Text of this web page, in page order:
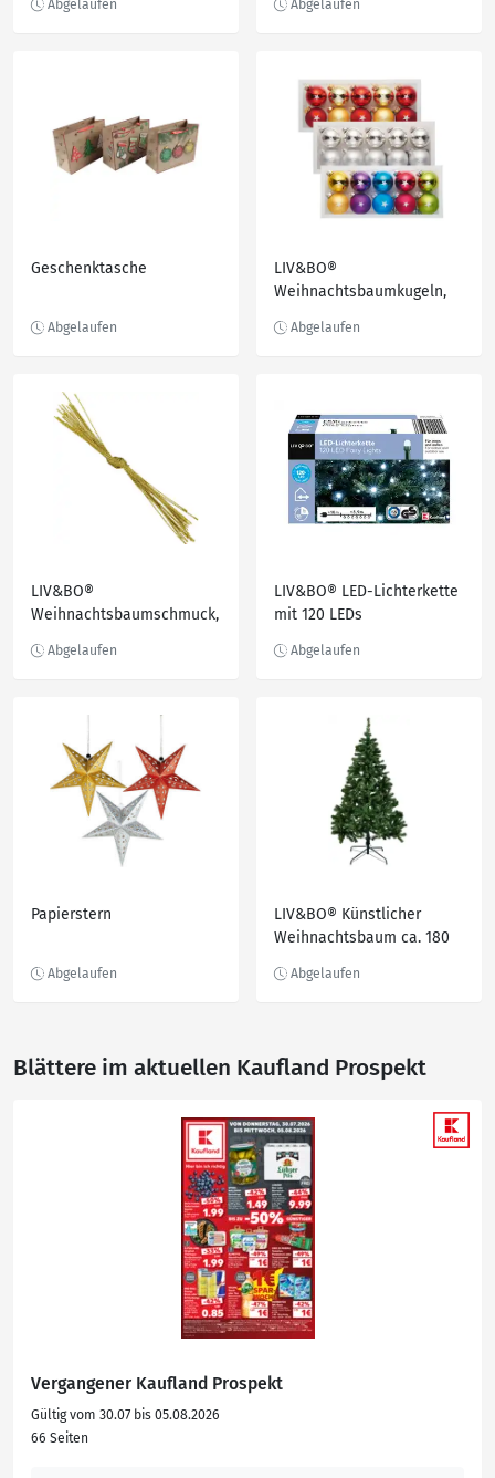
Geschenktasche
LIV&BO®
Weihnachtsbaumkugeln,
LIV&BO®
Weihnachtsbaumschmuck,
LIV&BO® LED-Lichterkette
mit 120 LEDs
Papierstern
LIV&BO® Künstlicher
Weihnachtsbaum ca. 180
Blättere im aktuellen Kaufland Prospekt
Vergangener Kaufland Prospekt
Gültig vom 30.07 bis 05.08.2026
66 Seiten